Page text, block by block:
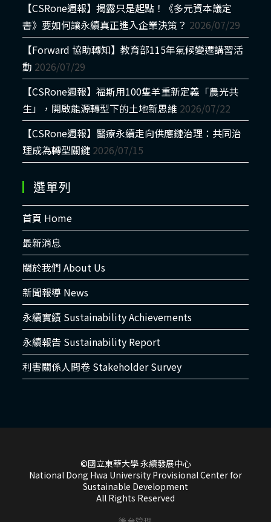
【CSRone週報】揭露只是起點！《多元資本議定
書》要如何讓永續真正進入企業決策？ 2026/07/29
【Forward 協助轉知】教育部115年氣候變遷講習活
動 2026/07/29
【CSRone週報】福斯用100隻羊重新定義「農光共
生」，開啟能源轉型下的土地新思維 2026/07/22
【CSRone週報】醫療永續走向供應鏈治理：共同治
理成為轉型關鍵 2026/07/15
選單列
首頁 Home
最新消息
關於我們 About Us
新聞報導 News
永續實績 Sustainability Achievements
永續報告 Sustainability Report
利害關係人問卷 Stakeholder Survey
©國立東華大學 永續發展中心
National Dong Hwa University Provisional Center for
Sustainable Development
All Rights Reserved